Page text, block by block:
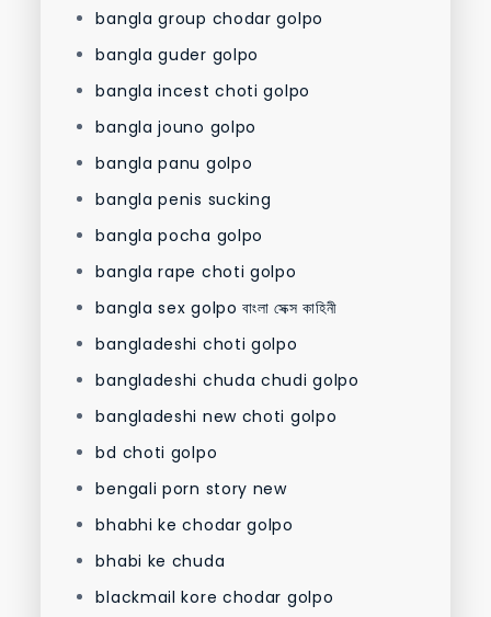
bangla group chodar golpo
bangla guder golpo
bangla incest choti golpo
bangla jouno golpo
bangla panu golpo
bangla penis sucking
bangla pocha golpo
bangla rape choti golpo
bangla sex golpo বাংলা সেক্স কাহিনী
bangladeshi choti golpo
bangladeshi chuda chudi golpo
bangladeshi new choti golpo
bd choti golpo
bengali porn story new
bhabhi ke chodar golpo
bhabi ke chuda
blackmail kore chodar golpo